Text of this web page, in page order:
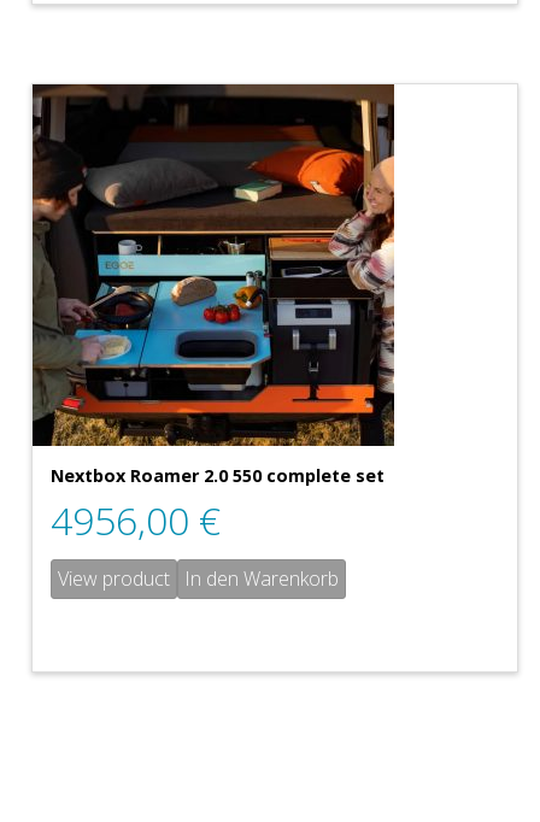
Nextbox Roamer 2.0 550 complete set
4956,00 €
View product In den Warenkorb